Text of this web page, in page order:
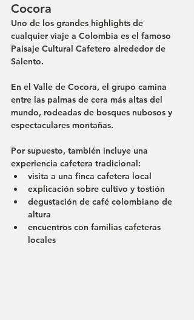
Cocora
Uno de los grandes highlights de
cualquier viaje a Colombia es el famoso
Paisaje Cultural Cafetero alrededor de
Salento.
En el Valle de Cocora, el grupo camina
entre las palmas de cera más altas del
mundo, rodeadas de bosques nubosos y
espectaculares montañas.
Por supuesto, también incluye una
experiencia cafetera tradicional:
visita a una finca cafetera local
explicación sobre cultivo y tostión
degustación de café colombiano de
altura
encuentros con familias cafeteras
locales